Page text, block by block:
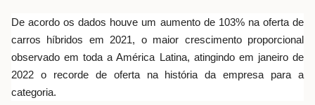
De acordo os dados houve um aumento de 103% na oferta de
carros híbridos em 2021, o maior crescimento proporcional
observado em toda a América Latina, atingindo em janeiro de
2022 o recorde de oferta na história da empresa para a
categoria.